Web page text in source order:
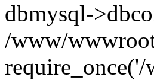
dbmysql-
/www/